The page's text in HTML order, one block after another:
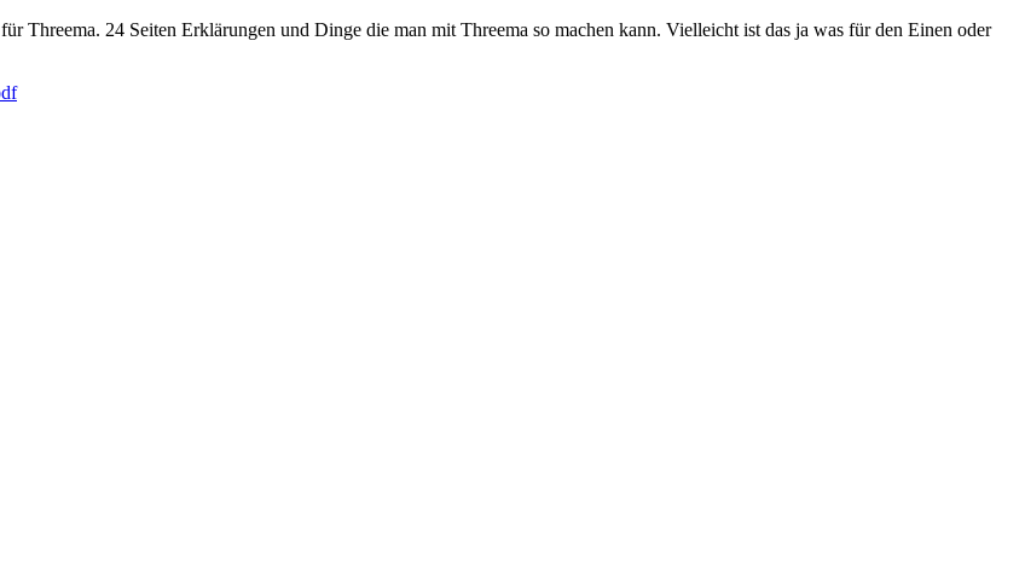
Threema. 24 Seiten Erklärungen und Dinge die man mit Threema so machen kann. Vielleicht ist das ja was für den Einen oder